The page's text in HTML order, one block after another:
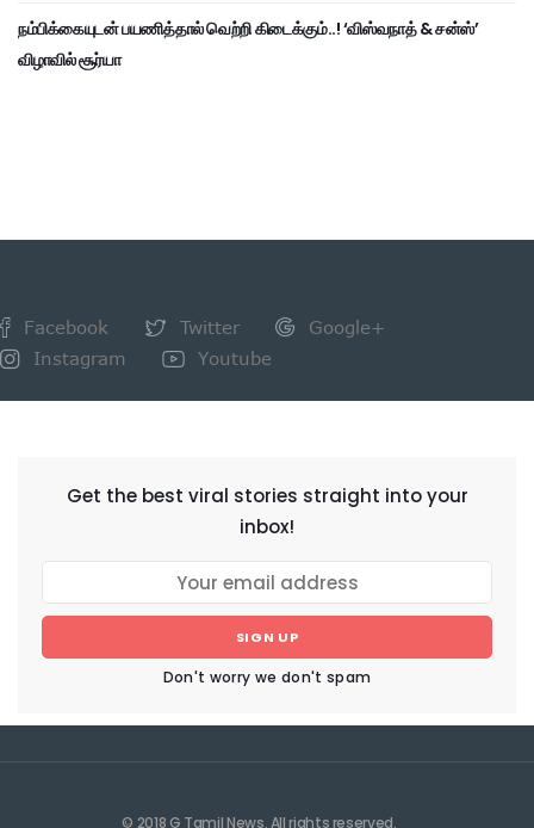
நம்பிக்கையுடன் பயணித்தால் வெற்றி கிடைக்கும்..! ‘விஸ்வநாத் & சன்ஸ்’
விழாவில் சூர்யா
Facebook Twitter
Google+
Instagram
Youtube
Get the best viral stories straight into your
inbox!
SIGN UP
Don't worry we don't spam
© 2018 G Tamil News. All rights reserved.